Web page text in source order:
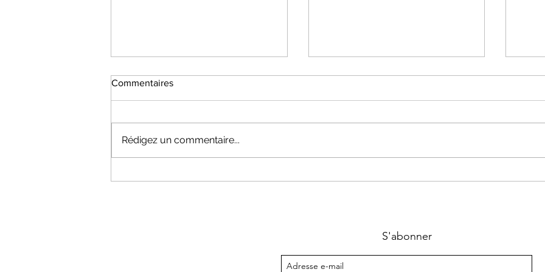
Commentaires
Rédigez un commentaire...
S'abonner